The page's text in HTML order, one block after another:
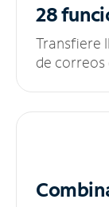
28
Transfiere
de correos